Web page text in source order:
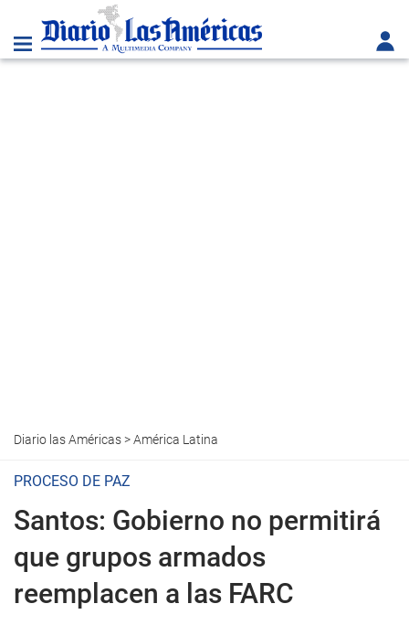
Diario las Américas>América Latina
PROCESO DE PAZ
Santos: Gobierno no permitirá
que grupos armados
reemplacen a las FARC